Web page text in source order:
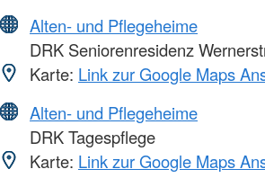
Alten- und Pflegeheime
DRK Seniorenresidenz
Karte: Link zur Google Maps
Alten- und Pflegeheime
DRK Tagespflege
Karte: Link zur Google Maps